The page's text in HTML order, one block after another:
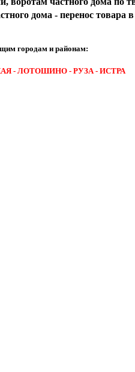
дома - перенос
городам и районам:
- ЛОТОШИНО - РУЗА - ИСТРА